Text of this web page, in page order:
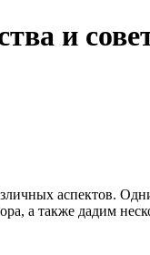
и
аспектов.
а также дадим